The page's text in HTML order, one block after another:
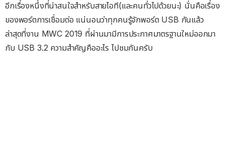
อีกเรื่องหนึ่งที่น่าสนใจสำหรับสายไอที(และคนทั่วไปด้วยนะ) นั่นคือเรื่อง
ของพอร์ตการเชื่อมต่อ แน่นอนว่าทุกคนรู้จักพอร์ต USB กันแล้ว
ล่าสุดที่งาน MWC 2019 ที่ผ่านมามีการประกาศมาตรฐานใหม่ออกมา
กับ USB 3.2 ความสำคัญคืออะไร ไปชมกันครับ